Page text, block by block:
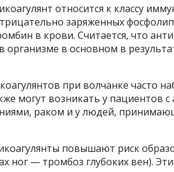
относится к классу
заряженных
в крови. Считается, что
организме в основном в
при волчанке часто
могут возникать у пациентов
раком и у людей,
повышают риск
ног — тромбоз глубоких вен).